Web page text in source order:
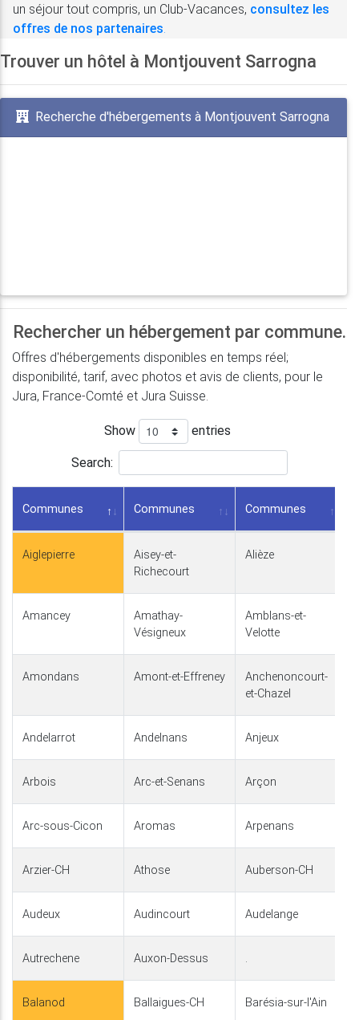
un séjour tout compris, un Club-Vacances, consultez les
offres de nos partenaires
Trouver un hôtel à Montjouvent Sarrogna
Recherche d'hébergements à Montjouvent Sarrogna
Rechercher un hébergement par commune.
Offres d'hébergements disponibles en temps réel;
disponibilité, tarif, avec photos et avis de clients, pour le
Jura, France-Comté et Jura Suisse.
Show entries
Search:
Communes Communes Communes
Aiglepierre
Aisey-et-
Richecourt
Alièze
Amancey
Amathay-
Vésigneux
Amblans-et-
Velotte
Amondans Amont-et-Effreney
Anchenoncourt-
et-Chazel
Andelarrot Andelnans Anjeux
Arbois Arc-et-Senans Arçon
Arc-sous-Cicon Aromas Arpenans
Arzier-CH Athose Auberson-CH
Audeux Audincourt Audelange
Autrechene Auxon-Dessus .
Balanod Ballaigues-CH Barésia-sur-l'Ain